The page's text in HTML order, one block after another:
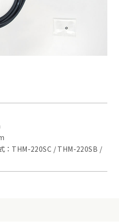
：THM-220SC / THM-220SB /